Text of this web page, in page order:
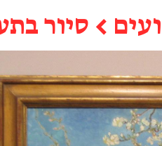
← סיור